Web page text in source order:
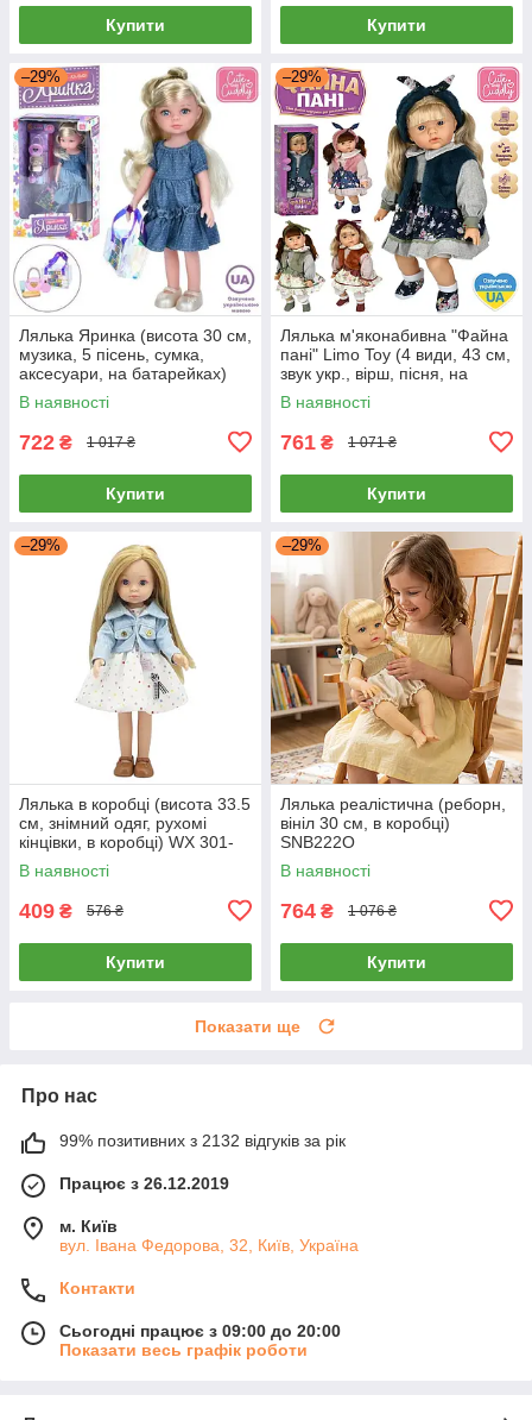
Купити Купити
–29%
Лялька Яринка (висота 30 см,
музика, 5 пісень, сумка,
аксесуари, на батарейках)
Limo Toy M 6076 I UA
В наявності
722 ₴ 1 017 ₴
Купити
–29%
Лялька м'яконабивна "Файна
пані" Limo Toy (4 види, 43 см,
звук укр., вірш, пісня, на
батарейках) GD 0003 I UA
В наявності
761 ₴ 1 071 ₴
Купити
–29%
Лялька в коробці (висота 33.5
см, знімний одяг, рухомі
кінцівки, в коробці) WX 301-
10
В наявності
409 ₴ 576 ₴
Купити
–29%
Лялька реалістична (реборн,
вініл 30 см, в коробці)
SNB222O
В наявності
764 ₴ 1 076 ₴
Купити
Показати ще
Про нас
99% позитивних з 2132 відгуків за рік
Працює з 26.12.2019
м. Київ
вул. Івана Федорова, 32, Київ, Україна
Контакти
Сьогодні працює з 09:00 до 20:00
Показати весь графік роботи